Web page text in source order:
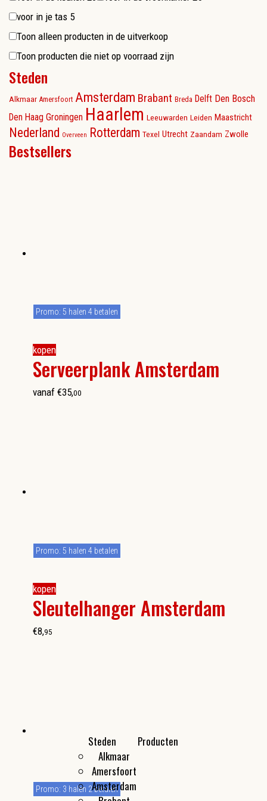
Kleine cadeautjes
Flesopeners
Make-up spiegeltjes
Steden
Alkmaar
Amersfoort
Amsterdam
Producten
voor in je tas 5
Toon alleen producten in de uitverkoop
Toon producten die niet op voorraad zijn
Steden
Alkmaar Amersfoort Amsterdam Brabant Breda Delft Den Bosch
Den Haag Groningen Haarlem Leeuwarden Leiden Maastricht
Nederland Overveen Rotterdam Texel Utrecht Zaandam Zwolle
Bestsellers
kopen
Serveerplank Amsterdam
Promo: 5 halen 4 betalen
vanaf €35,00
kopen
Sleutelhanger Amsterdam
Promo: 5 halen 4 betalen
€8,95
Promo: 3 halen 2 betalen